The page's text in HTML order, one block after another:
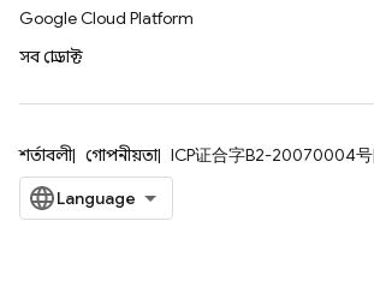
Google Cloud Platform
সব প্রোডাক্ট
শর্তাবলী গোপনীয়তা ICP证合字B2-20070004号